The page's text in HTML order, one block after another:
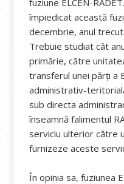
fuziune ELCEN-
împiedicat această
decembrie, anul
Trebuie studiat cât
primărie, către
transferul unei părţi a
administrativ-
sub directa
înseamnă falimentul
serviciu ulterior către
furnizeze aceste
În opinia sa, fuziunea